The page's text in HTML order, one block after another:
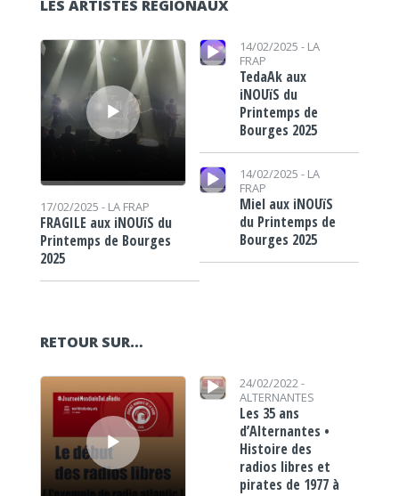
LES ARTISTES RÉGIONAUX
Lecteur audio
17/02/2025 - LA FRAP
FRAGILE aux iNOUïS du
Printemps de Bourges
2025
Lecteur audio 14/02/2025 - LA
FRAP
TedaAk aux
iNOUïS du
Printemps de
Bourges 2025
Lecteur audio
14/02/2025 - LA
FRAP
Miel aux iNOUïS
du Printemps de
Bourges 2025
RETOUR SUR…
Lecteur audio
Lecteur audio
24/02/2022 -
ALTERNANTES
Les 35 ans
d’Alternantes •
Histoire des
radios libres et
pirates de 1977 à